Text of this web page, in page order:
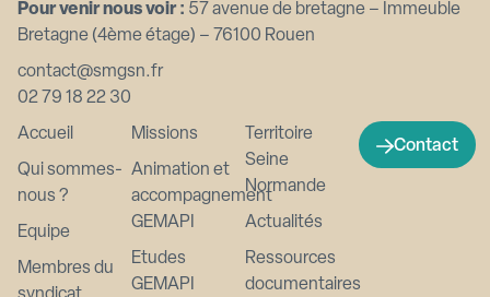
Pour venir nous voir : 57 avenue de bretagne – Immeuble
Bretagne (4ème étage) – 76100 Rouen
contact@smgsn.fr
02 79 18 22 30
Accueil
Qui sommes-
nous ?
Equipe
Membres du
Missions
Animation et
accompagnement
GEMAPI
Etudes
GEMAPI
Territoire
Seine
Normande
Actualités
Ressources
documentaires
Contact